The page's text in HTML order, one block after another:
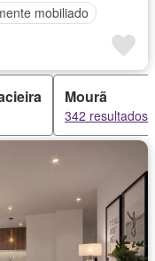
mobiliado
Mourã
342 resultados